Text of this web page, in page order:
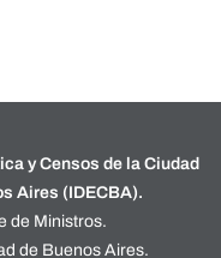
y Censos de la Ciudad
Aires (IDECBA).
de Ministros.
de Buenos Aires.